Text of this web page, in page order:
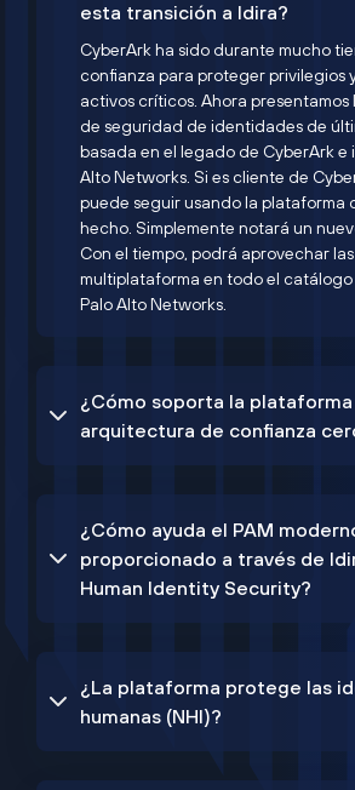
esta transición a Idira?
CyberArk ha sido durante mucho
confianza para proteger privilegios
activos críticos. Ahora presentamos
de seguridad de identidades de
basada en el legado de CyberArk e
Alto Networks. Si es cliente de
puede seguir usando la plataforma
hecho. Simplemente notará un
Con el tiempo, podrá aprovechar
multiplataforma en todo el
Palo Alto Networks.
¿Cómo soporta la plataforma
arquitectura de confianza
¿Cómo ayuda el PAM
proporcionado a través de
Human Identity Security?
¿La plataforma protege las
humanas (NHI)?